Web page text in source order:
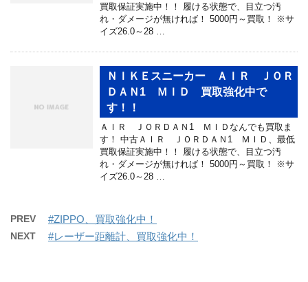
買取保証実施中！！ 履ける状態で、目立つ汚
れ・ダメージが無ければ！ 5000円～買取！ ※サ
イズ26.0～28 …
ＮＩＫＥスニーカー ＡＩＲ ＪＯＲ
ＤＡＮ1 ＭＩＤ 買取強化中で
す！！
ＡＩＲ ＪＯＲＤＡＮ1 ＭＩＤなんでも買取ま
す！ 中古ＡＩＲ ＪＯＲＤＡＮ1 ＭＩＤ、最低
買取保証実施中！！ 履ける状態で、目立つ汚
れ・ダメージが無ければ！ 5000円～買取！ ※サ
イズ26.0～28 …
PREV #ZIPPO、買取強化中！
NEXT #レーザー距離計、買取強化中！